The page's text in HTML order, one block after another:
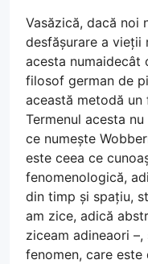
Vasăzică, dacă noi
desfășurare a vieții
acesta numaidecât
filosof german de
această metodă
Termenul acesta
ce numește
este ceea ce
fenomenologică,
din timp și spațiu,
am zice, adică
ziceam adineaori
fenomen, care